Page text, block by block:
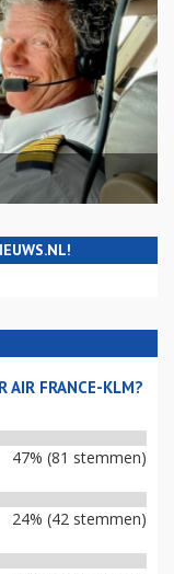
AIR FRANCE-KLM?
47% (81 stemmen)
24% (42 stemmen)